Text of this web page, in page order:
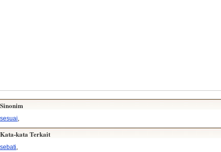
Sinonim
sesuai
Kata-kata Terkait
sebati,